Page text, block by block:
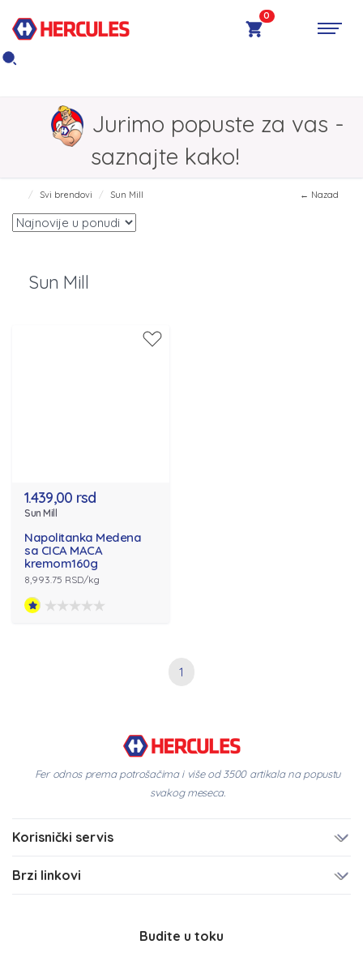
0
Jurimo popuste za vas -
saznajte kako!
Svi brendovi Sun Mill ← Nazad
Sun Mill
1.439,00 rsd
Sun Mill
Napolitanka Medena
sa CICA MACA
kremom160g
8,993.75 RSD/kg
1
Fer odnos prema potrošačima i više od 3500 artikala na popustu
svakog meseca.
Korisnički servis
Brzi linkovi
Budite u toku